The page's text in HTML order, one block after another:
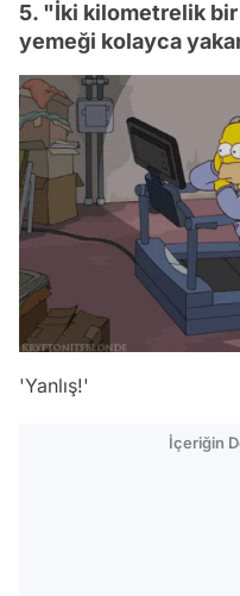
5. "İki kilometrelik
yemeği kolayca
'Yanlış!'
İçeriğin